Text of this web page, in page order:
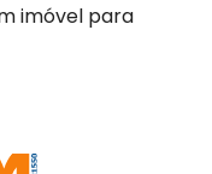
imóvel para